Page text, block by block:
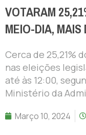
VOTARAM
MEIO-DIA,
Cerca de 25,21%
nas eleições
até às 12:00,
Ministério da
Março 10, 2024